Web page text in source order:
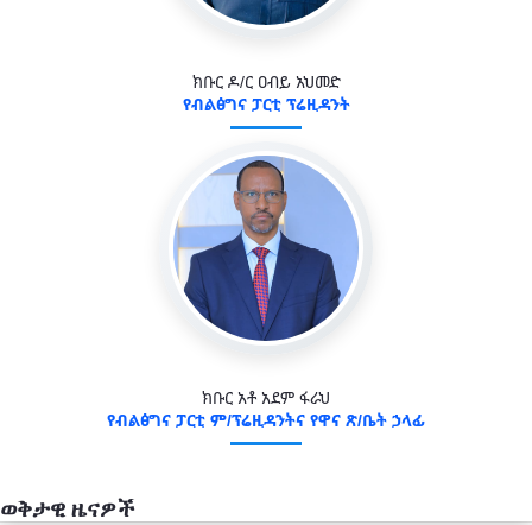
ክቡር ዶ/ር ዐብይ አህመድ
የብልፅግና ፓርቲ ፕሬዚዳንት
ክቡር አቶ አደም ፋራህ
የብልፅግና ፓርቲ ም/ፕሬዚዳንትና የዋና ጽ/ቤት ኃላፊ
ወቅታዊ ዜናዎች